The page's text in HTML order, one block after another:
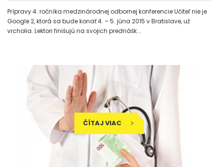
Prípravy 4. ročníka medzinárodnej odbornej konferencie Učiteľ nie je
Google 2, ktorá sa bude konať 4. – 5. júna 2015 v Bratislave, už
vrcholia. Lektori finišujú na svojich prednášk...
ČÍTAJ VIAC